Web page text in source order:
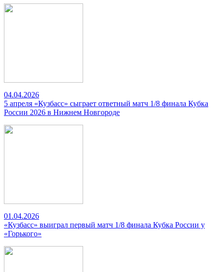
04.04.2026
5 апреля «Кузбасс» сыграет ответный матч 1/8 финала Кубка
России 2026 в Нижнем Новгороде
01.04.2026
«Кузбасс» выиграл первый матч 1/8 финала Кубка России у
«Горького»